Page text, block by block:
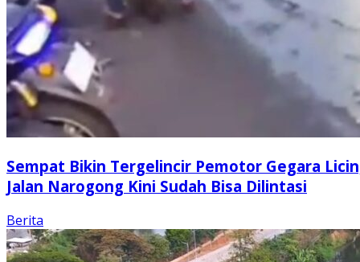
Sempat Bikin Tergelincir Pemotor Gegara
Jalan Narogong Kini Sudah Bisa Dilintasi
Berita